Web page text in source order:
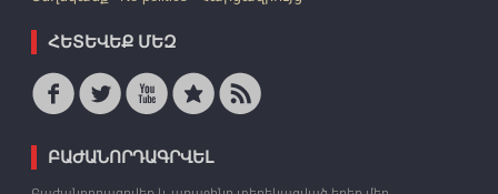
ՀԵՏԵՎԵՔ ՄԵԶ
ԲԱԺԱՆՈՐԴԱԳՐՎԵԼ